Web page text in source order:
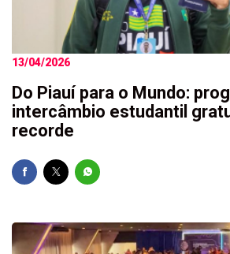
13/04/2026
Do Piauí para o Mundo:
intercâmbio estudantil
recorde